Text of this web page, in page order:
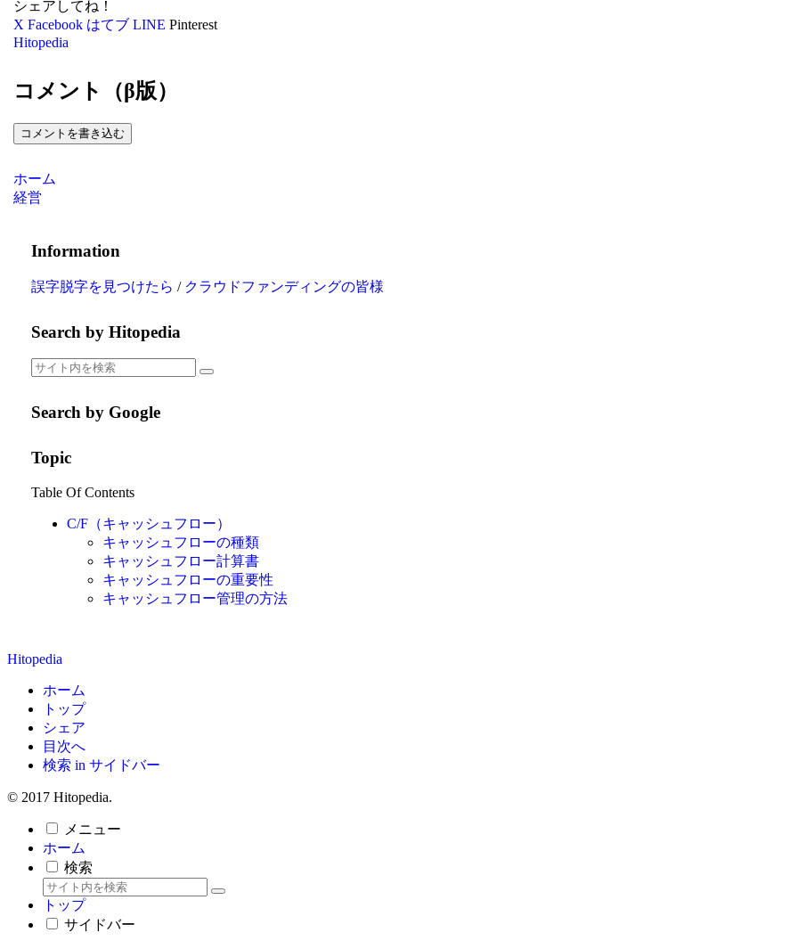
シェアしてね！
X Facebook はてブ LINE Pinterest
Hitopedia
コメント（β版）
コメントを書き込む
ホーム
経営
Information
誤字脱字を見つけたら / クラウドファンディングの皆様
Search by Hitopedia
Search by Google
Topic
Table Of Contents
C/F（キャッシュフロー）
キャッシュフローの種類
キャッシュフロー計算書
キャッシュフローの重要性
キャッシュフロー管理の方法
Hitopedia
ホーム
トップ
シェア
目次へ
検索 in サイドバー
© 2017 Hitopedia.
メニュー
ホーム
検索
トップ
サイドバー